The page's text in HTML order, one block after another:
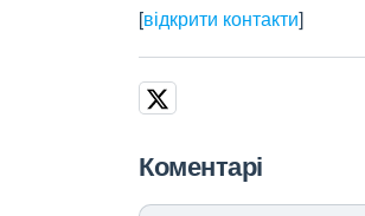
[відкрити контакти]
Коментарі